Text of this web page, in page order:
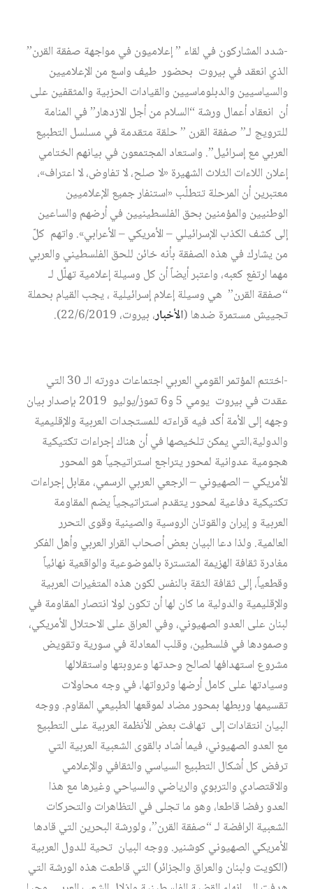
-شدد المشاركون في لقاء ” إعلاميون في مواجهة صفقة القرن”
الذي انعقد في بيروت بحضور طيف واسع من الإعلاميين
والسياسيين والدبلوماسيين والقيادات الحزبية والمثقفين على
أن انعقاد أعمال ورشة “السلام من أجل الازدهار” في المنامة
للترويج لـ” صفقة القرن ” حلقة متقدمة في مسلسل التطبيع
العربي مع إسرائيل”. واستعاد المجتمعون في بيانهم الختامي
إعلان اللاءات الثلاث الشهيرة «لا صلح، لا تفاوض، لا اعتراف»،
معتبرين أن المرحلة تتطلّب «استنفار جميع الإعلاميين
الوطنيين والمؤمنين بحق الفلسطينيين في أرضهم والساعين
إلى كشف الكذب الإسرائيلي – الأمريكي – الأعرابي». واتهم كلّ
من يشارك في هذه الصفقة بأنه خائن للحق الفلسطيني والعربي
مهما ارتفع كعبه، واعتبر أيضاً أن كل وسيلة إعلامية تهلّل لـ
“صفقة القرن” هي وسيلة إعلام إسرائيلية ، يجب القيام بحملة
تجييش مستمرة ضدها (الأخبار، بيروت، 22/6/2019).
-اختتم المؤتمر القومي العربي اجتماعات دورته الـ 30 التي
عقدت في بيروت يومي 5 و6 تموز/يوليو 2019 بإصدار بيان
وجهه إلى الأمة أكد فيه قراءته للمستجدات العربية والإقليمية
والدولية،التي يمكن تلخيصها في أن هناك إجراءات تكتيكية
هجومية عدوانية لمحور يتراجع استراتيجياً هو المحور
الأمريكي – الصهيوني – الرجعي العربي الرسمي، مقابل إجراءات
تكتيكية دفاعية لمحور يتقدم استراتيجياً يضم المقاومة
العربية و إيران والقوتان الروسية والصينية وقوى التحرر
العالمية. ولذا دعا البيان بعض أصحاب القرار العربي وأهل الفكر
مغادرة ثقافة الهزيمة المتسترة بالموضوعية والواقعية نهائياً
وقطعياً، إلى ثقافة الثقة بالنفس لكون هذه المتغيرات العربية
والإقليمية والدولية ما كان لها أن تكون لولا انتصار المقاومة في
لبنان على العدو الصهيوني، وفي العراق على الاحتلال الأمريكي،
وصمودها في فلسطين، وقلب المعادلة في سورية وتقويض
مشروع استهدافها لصالح وحدتها وعروبتها واستقلالها
وسيادتها على كامل أرضها وثرواتها، في وجه محاولات
تقسيمها وربطها بمحور مضاد لموقعها الطبيعي المقاوم. ووجه
البيان انتقادات إلى تهافت بعض الأنظمة العربية على التطبيع
مع العدو الصهيوني، فيما أشاد بالقوى الشعبية العربية التي
ترفض كل أشكال التطبيع السياسي والثقافي والإعلامي
والاقتصادي والتربوي والرياضي والسياحي وغيرها مع هذا
العدو رفضا قاطعا، وهو ما تجلى في التظاهرات والتحركات
الشعبية الرافضة لـ “صفقة القرن”، ولورشة البحرين التي قادها
الأمريكي الصهيوني كوشنير. ووجه البيان تحية للدول العربية
(الكويت ولبنان والعراق والجزائر) التي قاطعت هذه الورشة التي